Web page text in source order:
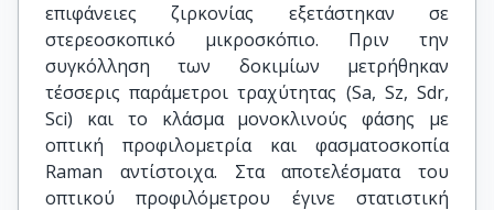
επιφάνειες ζιρκονίας εξετάστηκαν σε
στερεοσκοπικό μικροσκόπιο. Πριν την
συγκόλληση των δοκιμίων μετρήθηκαν
τέσσερις παράμετροι τραχύτητας (Sa, Sz, Sdr,
Sci) και το κλάσμα μονοκλινούς φάσης με
οπτική προφιλομετρία και φασματοσκοπία
Raman αντίστοιχα. Στα αποτελέσματα του
οπτικού προφιλόμετρου έγινε στατιστική